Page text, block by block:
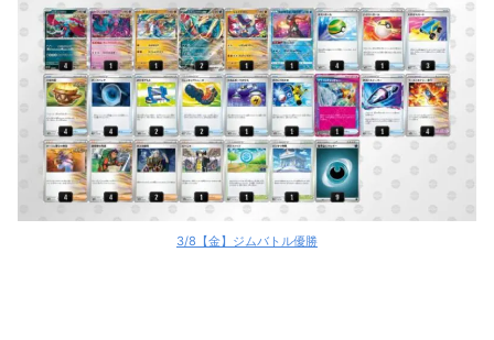
3/8【金】ジムバトル優勝